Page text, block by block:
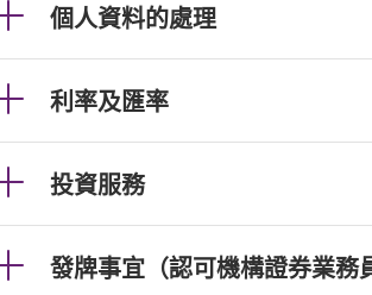
個人資料的處理
利率及匯率
投資服務
發牌事宜（認可機構證券業務